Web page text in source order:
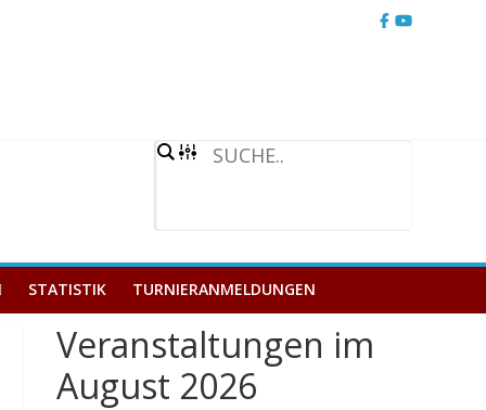
STATISTIK TURNIERANMELDUNGEN
Veranstaltungen im
August 2026